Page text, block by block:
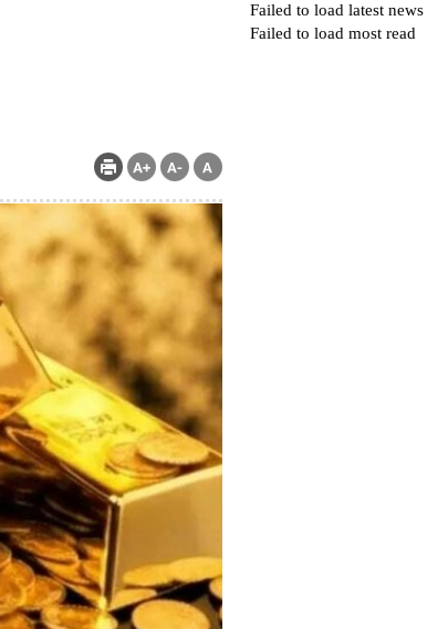
Failed to load latest news
Failed to load most read